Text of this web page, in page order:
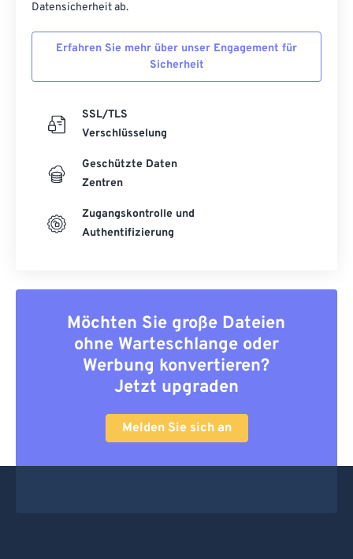
Datensicherheit ab.
Erfahren Sie mehr über unser Engagement für
Sicherheit
SSL/TLS
Verschlüsselung
Geschützte Daten
Zentren
Zugangskontrolle und
Authentifizierung
Möchten Sie große Dateien
ohne Warteschlange oder
Werbung konvertieren?
Jetzt upgraden
Melden Sie sich an